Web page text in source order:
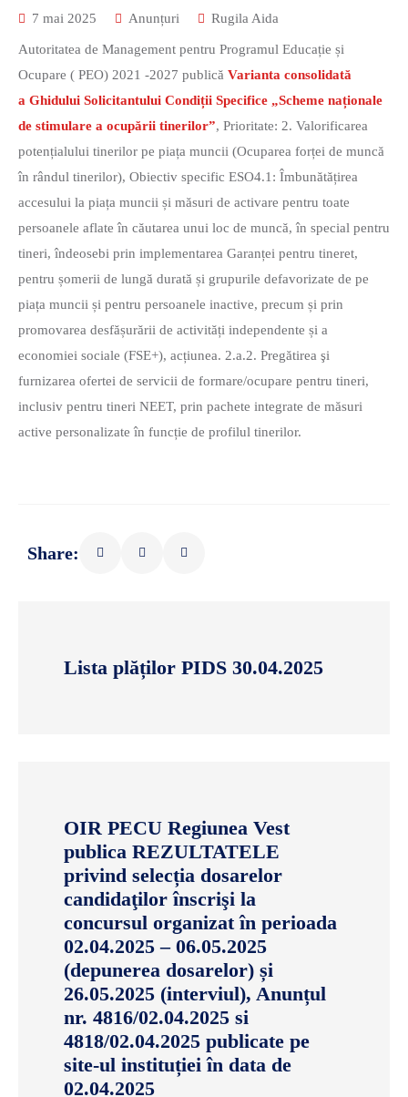
7 mai 2025 Anunțuri Rugila Aida
Autoritatea de Management pentru Programul Educație și
Ocupare ( PEO) 2021 -2027 publică Varianta consolidată
a Ghidului Solicitantului Condiții Specifice „Scheme naționale
de stimulare a ocupării tinerilor”, Prioritate: 2. Valorificarea
potențialului tinerilor pe piața muncii (Ocuparea forței de muncă
în rândul tinerilor), Obiectiv specific ESO4.1: Îmbunătățirea
accesului la piața muncii și măsuri de activare pentru toate
persoanele aflate în căutarea unui loc de muncă, în special pentru
tineri, îndeosebi prin implementarea Garanței pentru tineret,
pentru șomerii de lungă durată și grupurile defavorizate de pe
piața muncii și pentru persoanele inactive, precum și prin
promovarea desfășurării de activități independente și a
economiei sociale (FSE+), acțiunea. 2.a.2. Pregătirea şi
furnizarea ofertei de servicii de formare/ocupare pentru tineri,
inclusiv pentru tineri NEET, prin pachete integrate de măsuri
active personalizate în funcție de profilul tinerilor.
Share:
Lista plăților PIDS 30.04.2025
OIR PECU Regiunea Vest
publica REZULTATELE
privind selecția dosarelor
candidaţilor înscrişi la
concursul organizat în perioada
02.04.2025 – 06.05.2025
(depunerea dosarelor) și
26.05.2025 (interviul), Anunțul
nr. 4816/02.04.2025 si
4818/02.04.2025 publicate pe
site-ul instituției în data de
02.04.2025